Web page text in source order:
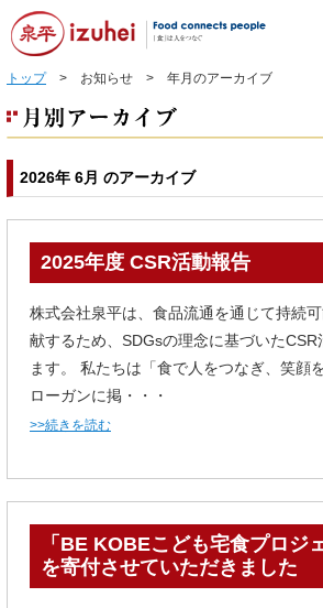
トップ> お知らせ > 年月のアーカイブ
2026年 6月 のアーカイブ
2025年度 CSR活動報告
株式会社泉平は、食品流通を通じて持続
献するため、SDGsの理念に基づいた
ます。 私たちは「食で人をつなぎ、笑顔
ローガンに掲・・・
>>続きを読む
「BE KOBEこども宅食プロジ
を寄付させていただきました